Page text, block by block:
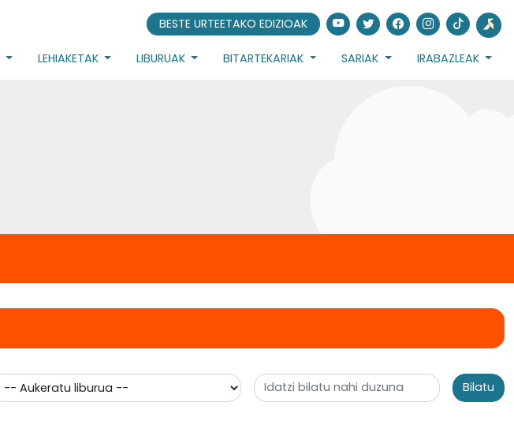
BESTE URTEETAKO EDIZIOAK
LEHIAKETAK LIBURUAK BITARTEKARIAK SARIAK IRABAZLEAK
Bilatu